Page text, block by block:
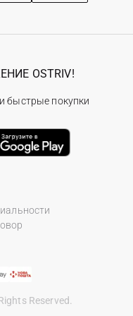
Reserved.
OSTRIV!
быстрые покупки